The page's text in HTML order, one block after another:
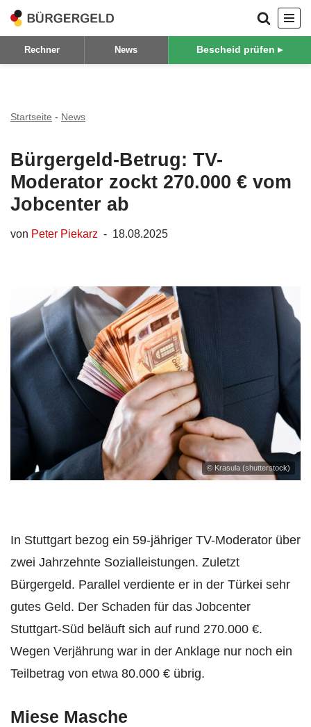
Zum
Inhalt
Rechner News Bescheid prüfen ▸
Startseite - News
Bürgergeld-Betrug: TV-
Moderator zockt 270.000 € vom
Jobcenter ab
von Peter Piekarz 18.08.2025
© Krasula (shutterstock)
In Stuttgart bezog ein 59-jähriger TV-Moderator über
zwei Jahrzehnte Sozialleistungen. Zuletzt
Bürgergeld. Parallel verdiente er in der Türkei sehr
gutes Geld. Der Schaden für das Jobcenter
Stuttgart-Süd beläuft sich auf rund 270.000 €.
Wegen Verjährung war in der Anklage nur noch ein
Teilbetrag von etwa 80.000 € übrig.
Miese Masche